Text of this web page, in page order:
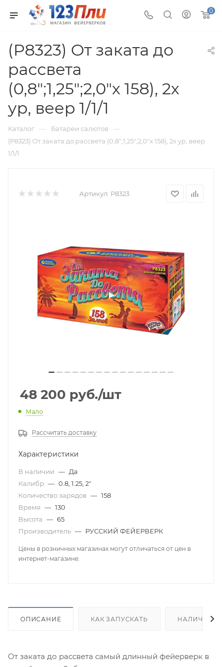
0
(Р8323) От заката до
рассвета
(0,8";1,25";2,0"х 158), 2х
ур, веер 1/1/1
Каталог — Батареи салютов —
(Р8323) От заката до рассвета (0,8";1,25";2,0"х 158), 2х ур, веер
1/1/1
Артикул: Р8323
48 200 руб./шт
Мало
Рассчитать доставку
Характеристики
В наличии — Да
Калибр — 0.8, 1.25, 2"
Количество зарядов — 158
Время — 130
Высота — 65
Производитель — РУССКИЙ ФЕЙЕРВЕРК
Цены в розничных магазинах могут отличаться от цен в
интернет-магазине.
ОПИСАНИЕ КАК ЗАПУСКАТЬ НАЛИЧИЕ
От заката до рассвета самый длинный фейерверк в